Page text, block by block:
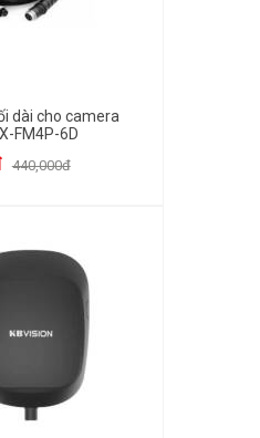
dài cho camera
FM4P-6D
440,000đ